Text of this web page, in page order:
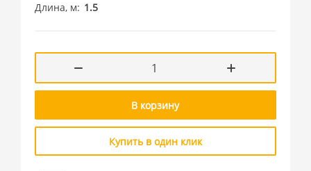
Длина, м
1.5
В корзину
Купить в один клик